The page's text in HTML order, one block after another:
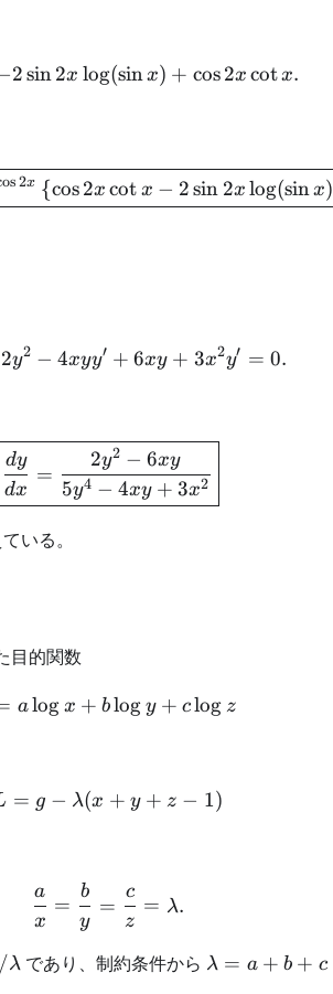
\frac{f'(x)}{f(x)} =-
2sin2x log(sinx) + cos2x cotx.
\boxed{ f'(x)=(\sin
os 2x {cos2x cot x − 2 sin 2x log(sinx)
5y^4y'-2y^2-
2y2 − 4xyy′ + 6xy + 3x2y′ = 0.
\boxed{ \frac{dy}{dx}
dx
dy
=
5y4 − 4xy + 3x2
2y2 − 6xy
いる。
目的関数
g=a\log x+b\log
alog x + blog y + clog z
L=g-\lambda(x+y+z-1)
= g − λ(x + y + z − 1)
\frac ax=\frac by=\frac
x
a
=
y
b
=
z
c
= λ.
λであり、制約条件から λ = a + b + c